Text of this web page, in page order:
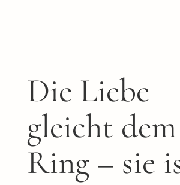
Die Liebe
gleicht dem
Ring – sie